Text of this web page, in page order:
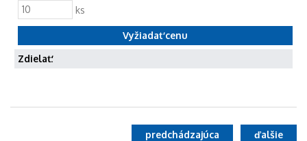
ks
Zdielať:
ďalšie
predchádzajúca